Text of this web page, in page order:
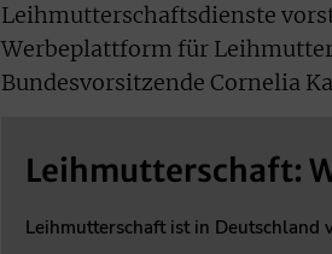
Leihmutterschaftsdienste
Werbeplattform für
Bundesvorsitzende Cornelia
Leihmutterschaft:
Leihmutterschaft ist in Deutschland